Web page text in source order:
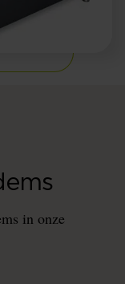
in onze